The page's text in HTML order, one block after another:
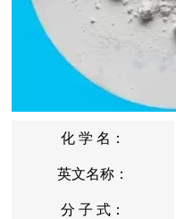
化 学 名：
英文名称：
分 子 式：